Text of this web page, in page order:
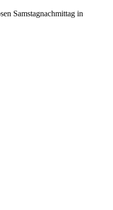
Samstagnachmittag in